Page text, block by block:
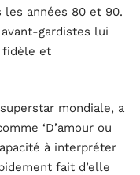
les années 80 et 90.
gardistes lui
fidèle et
mondiale, a
‘D’amour ou
à interpréter
fait d’elle